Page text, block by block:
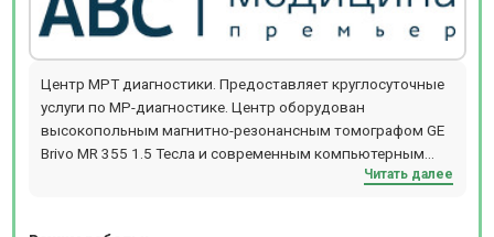
Центр МРТ диагностики. Предоставляет круглосуточные
услуги по МР-диагностике. Центр оборудован
высокопольным магнитно-резонансным томографом GE
Brivo MR 355 1.5 Тесла и современным компьютерным
томографом (КТ) General Electric серии BrightSpeed. Центр
Читать далее